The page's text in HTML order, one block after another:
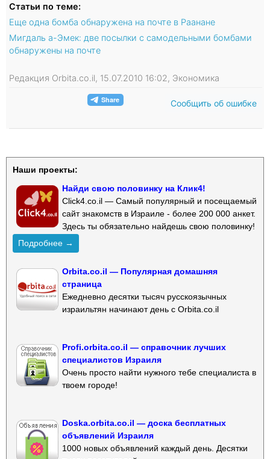
Статьи по теме:
Еще одна бомба обнаружена на почте в Раанане
Мигдаль а-Эмек: две посылки с самодельными бомбами
обнаружены на почте
Редакция Orbita.co.il, 15.07.2010 16:02, Экономика
Сообщить об ошибке
Наши проекты:
Найди свою половинку на Клик4!
Click4.co.il — Самый популярный и посещаемый
сайт знакомств в Израиле - более 200 000 анкет.
Здесь ты обязательно найдешь свою половинку!
Подробнее →
Orbita.co.il — Популярная домашняя
страница
Ежедневно десятки тысяч русскоязычных
израильтян начинают день с Orbita.co.il
Profi.orbita.co.il — справочник лучших
специалистов Израиля
Очень просто найти нужного тебе специалиста в
твоем городе!
Doska.orbita.co.il — доска бесплатных
объявлений Израиля
1000 новых объявлений каждый день. Десятки